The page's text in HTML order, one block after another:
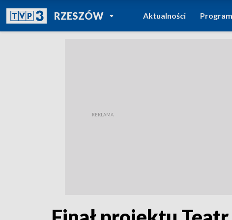
RZESZÓWPOWRÓT DO
TVP REGIONY
Aktualności